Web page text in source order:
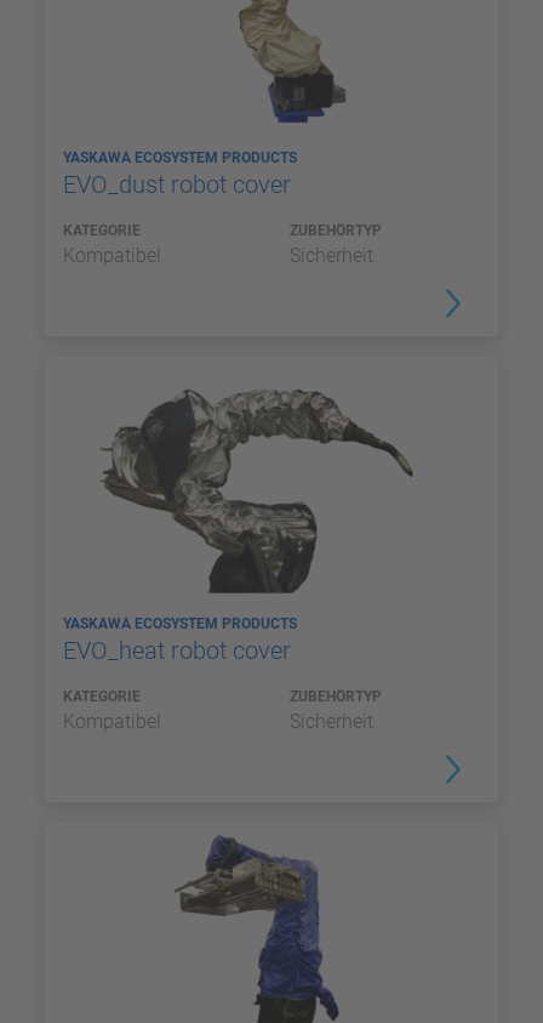
YASKAWA ECOSYSTEM PRODUCTS
EVO_dust robot cover
KATEGORIE
Kompatibel
ZUBEHÖRTYP
Sicherheit
YASKAWA ECOSYSTEM PRODUCTS
EVO_heat robot cover
KATEGORIE
Kompatibel
ZUBEHÖRTYP
Sicherheit